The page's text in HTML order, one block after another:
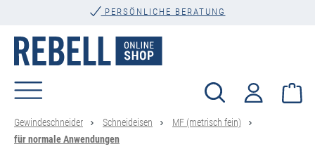
PERSÖNLICHE BERATUNG
Gewindeschneider Schneideisen
MF (metrisch fein)
für normale Anwendungen